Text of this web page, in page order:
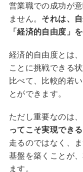
営業職での成功が
ません。 それは、
「経済的自由度」
経済的自由度とは
ことに挑戦できる
比べて、比較的若
とができます。
ただし重要なのは、
ってこそ実現できる
走るのではなく、
基盤を築くことが
ます。